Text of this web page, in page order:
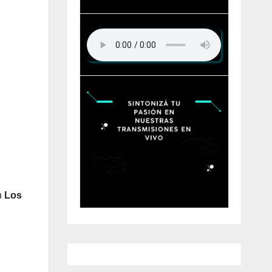
Los